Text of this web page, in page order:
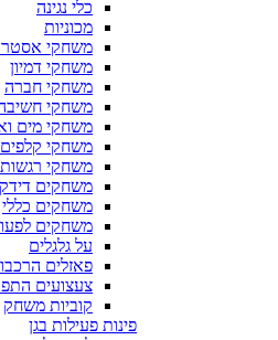
כלי נגינה
מכוניות
משחקי
משחקי דמיון
משחקי חברה
משחקי
משחקי מים
משחקי קלפים
משחקי רגשות
משחקים
משחקים כללי
משחקים
על גלגלים
פאזלים
צעצועים
קוביות משחק
פינות פעילות בגן